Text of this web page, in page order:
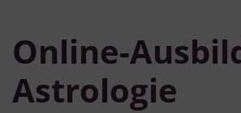
Online-
Astrologie